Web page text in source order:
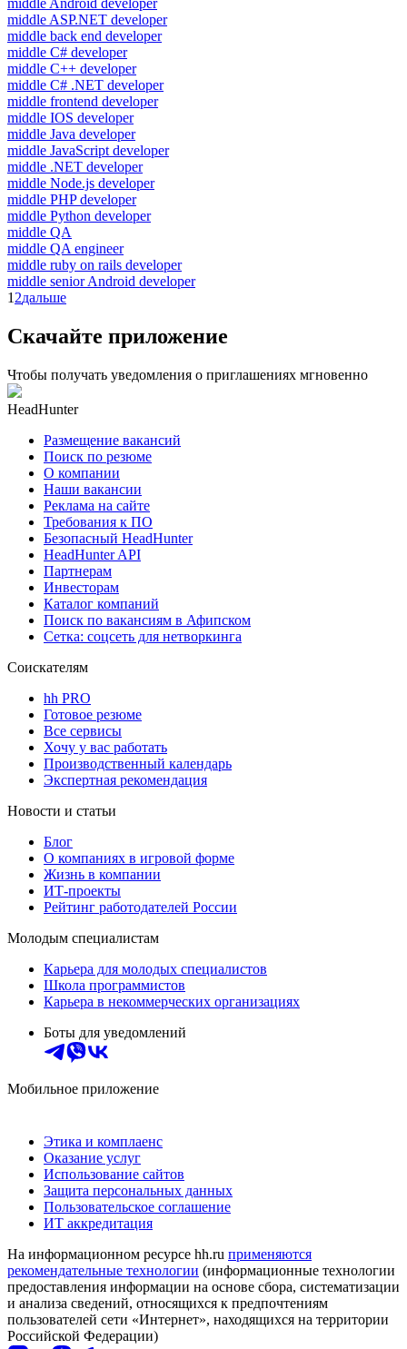
middle ASP.NET developer
middle back end developer
middle C# developer
middle C++ developer
middle C# .NET developer
middle frontend developer
middle IOS developer
middle Java developer
middle JavaScript developer
middle .NET developer
middle Node.js developer
middle PHP developer
middle Python developer
middle QA
middle QA engineer
middle ruby on rails developer
middle senior Android developer
1 2дальше
Скачайте приложение
Чтобы получать уведомления о приглашениях мгновенно
HeadHunter
Размещение вакансий
Поиск по резюме
О компании
Наши вакансии
Реклама на сайте
Требования к ПО
Безопасный HeadHunter
HeadHunter API
Партнерам
Инвесторам
Каталог компаний
Поиск по вакансиям в Афипском
Сетка: соцсеть для нетворкинга
Соискателям
hh PRO
Готовое резюме
Все сервисы
Хочу у вас работать
Производственный календарь
Экспертная рекомендация
Новости и статьи
Блог
О компаниях в игровой форме
Жизнь в компании
ИТ-проекты
Рейтинг работодателей России
Молодым специалистам
Карьера для молодых специалистов
Школа программистов
Карьера в некоммерческих организациях
Боты для уведомлений
Мобильное приложение
Этика и комплаенс
Оказание услуг
Использование сайтов
Защита персональных данных
Пользовательское соглашение
ИТ аккредитация
На информационном ресурсе hh.ru применяются
рекомендательные технологии (информационные технологии
предоставления информации на основе сбора, систематизации
и анализа сведений, относящихся к предпочтениям
пользователей сети «Интернет», находящихся на территории
Российской Федерации)